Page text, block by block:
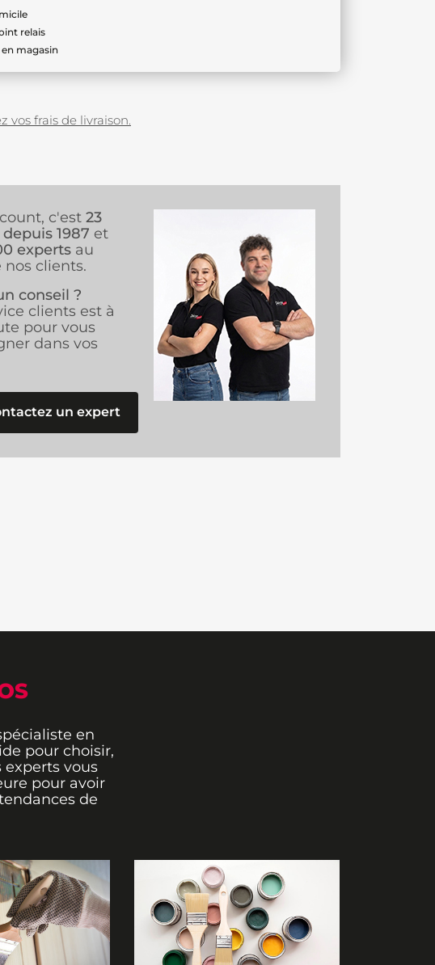
relais
magasin
vos frais de livraison.
c'est 23
1987 et
experts au
nos clients.
conseil ?
clients est à
pour vous
dans vos
un expert
en
pour choisir,
vous
pour avoir
de